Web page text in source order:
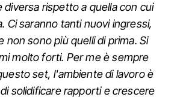
diversa rispetto a quella con cui
Ci saranno tanti nuovi ingressi,
non sono più quelli di prima. Si
molto forti. Per me è sempre
set, l'ambiente di lavoro è
solidificare rapporti e crescere